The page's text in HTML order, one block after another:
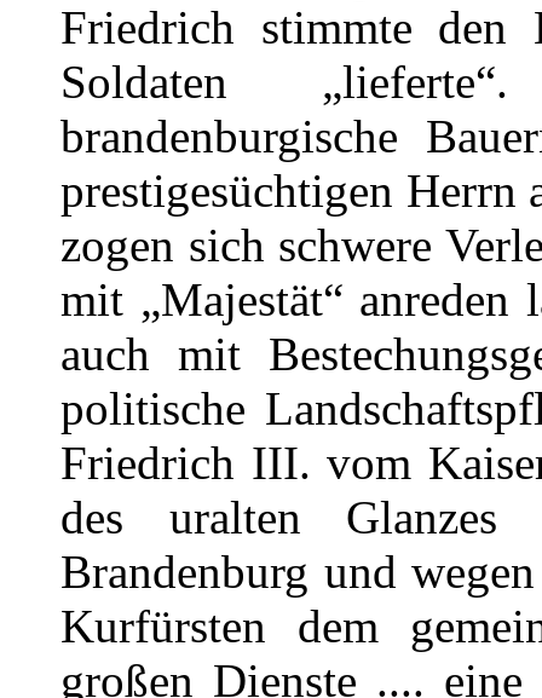
Friedrich stimmte
Soldaten
brandenburgische
prestigesüchtigen Herrn
zogen sich schwere
mit „Majestät“ anreden
auch mit
politische
Friedrich III. vom
des uralten Glanzes
Brandenburg und
Kurfürsten dem
großen Dienste ....